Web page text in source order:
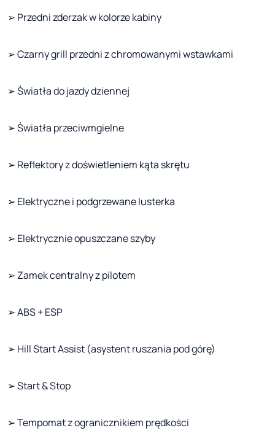
➢ Przedni zderzak w kolorze kabiny
➢ Czarny grill przedni z chromowanymi wstawkami
➢ Światła do jazdy dziennej
➢ Światła przeciwmgielne
➢ Reflektory z doświetleniem kąta skrętu
➢ Elektryczne i podgrzewane lusterka
➢ Elektrycznie opuszczane szyby
➢ Zamek centralny z pilotem
➢ ABS + ESP
➢ Hill Start Assist (asystent ruszania pod górę)
➢ Start & Stop
➢ Tempomat z ogranicznikiem prędkości